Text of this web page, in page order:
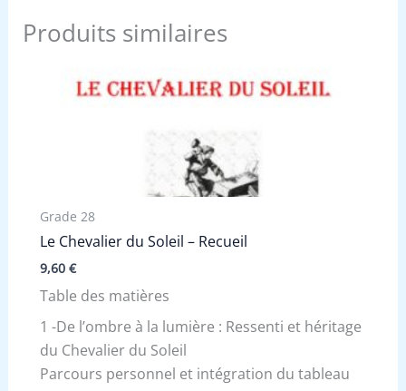
Produits similaires
Grade 28
Le Chevalier du Soleil – Recueil
9,60 €
Table des matières
1 -De l’ombre à la lumière : Ressenti et héritage
du Chevalier du Soleil
Parcours personnel et intégration du tableau